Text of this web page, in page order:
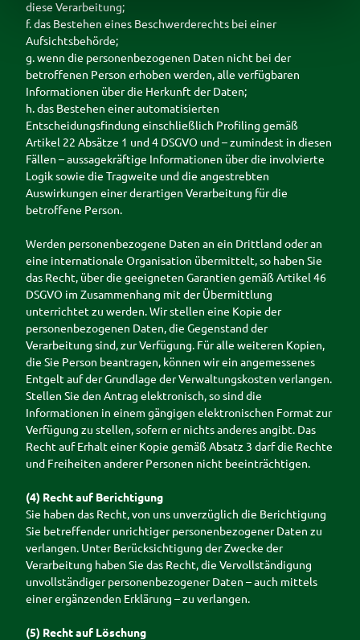
diese Verarbeitung;
f. das Bestehen eines Beschwerderechts bei einer
Aufsichtsbehörde;
g. wenn die personenbezogenen Daten nicht bei der
betroffenen Person erhoben werden, alle verfügbaren
Informationen über die Herkunft der Daten;
h. das Bestehen einer automatisierten
Entscheidungsfindung einschließlich Profiling gemäß
Artikel 22 Absätze 1 und 4 DSGVO und – zumindest in diesen
Fällen – aussagekräftige Informationen über die involvierte
Logik sowie die Tragweite und die angestrebten
Auswirkungen einer derartigen Verarbeitung für die
betroffene Person.
Werden personenbezogene Daten an ein Drittland oder an
eine internationale Organisation übermittelt, so haben Sie
das Recht, über die geeigneten Garantien gemäß Artikel 46
DSGVO im Zusammenhang mit der Übermittlung
unterrichtet zu werden. Wir stellen eine Kopie der
personenbezogenen Daten, die Gegenstand der
Verarbeitung sind, zur Verfügung. Für alle weiteren Kopien,
die Sie Person beantragen, können wir ein angemessenes
Entgelt auf der Grundlage der Verwaltungskosten verlangen.
Stellen Sie den Antrag elektronisch, so sind die
Informationen in einem gängigen elektronischen Format zur
Verfügung zu stellen, sofern er nichts anderes angibt. Das
Recht auf Erhalt einer Kopie gemäß Absatz 3 darf die Rechte
und Freiheiten anderer Personen nicht beeinträchtigen.
(4) Recht auf Berichtigung
Sie haben das Recht, von uns unverzüglich die Berichtigung
Sie betreffender unrichtiger personenbezogener Daten zu
verlangen. Unter Berücksichtigung der Zwecke der
Verarbeitung haben Sie das Recht, die Vervollständigung
unvollständiger personenbezogener Daten – auch mittels
einer ergänzenden Erklärung – zu verlangen.
(5) Recht auf Löschung